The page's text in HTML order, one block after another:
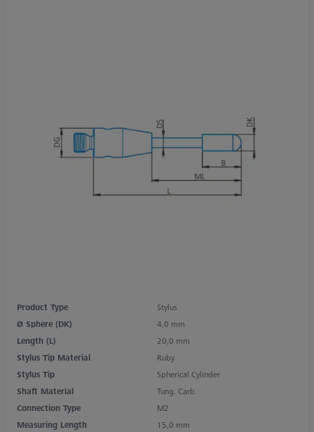
Product Type
Stylus
Ø Sphere (DK)
4,0 mm
Length (L)
20,0 mm
Stylus Tip Material
Ruby
Stylus Tip
Spherical Cylinder
Shaft Material
Tung. Carb.
Connection Type
M2
Measuring Length
15,0 mm